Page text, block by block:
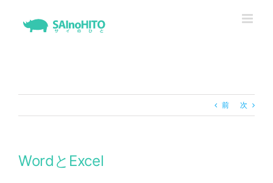
前 次
WordとExcel